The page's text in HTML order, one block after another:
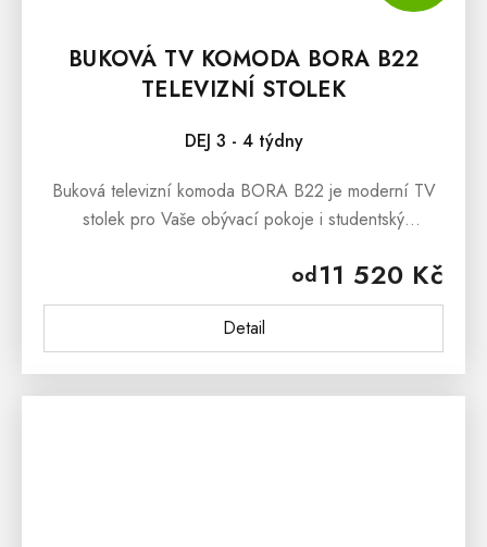
BUKOVÁ TV KOMODA BORA B22
TELEVIZNÍ STOLEK
DEJ 3 - 4 týdny
od11 520 Kč
Detail
Buková televizní komoda BORA B22 je moderní TV
stolek pro Vaše obývací pokoje i studentský
všem, kteří si zamilovali kvalitní...